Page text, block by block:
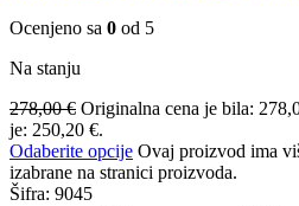
Ocenjeno sa 0 od 5
Na stanju
278,00€ Originalna cena je bila:
je: 250,20 €.
Odaberite opcije Ovaj proizvod ima
izabrane na stranici proizvoda.
Šifra: 9045